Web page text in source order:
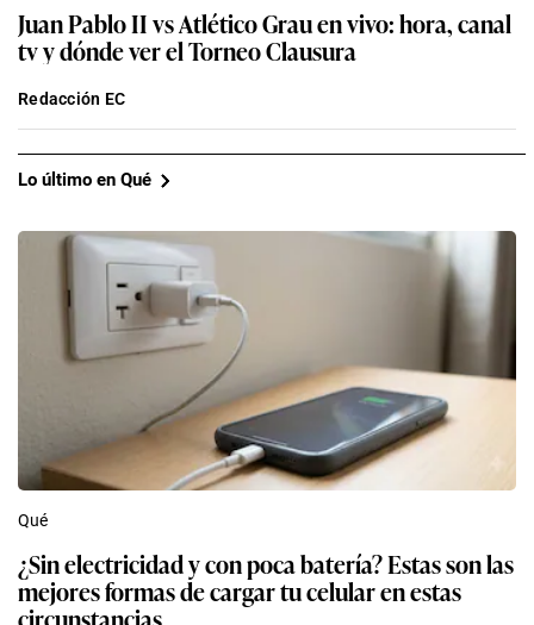
Juan Pablo II vs Atlético Grau en vivo: hora, canal
tv y dónde ver el Torneo Clausura
Redacción EC
Lo último en Qué
Qué
¿Sin electricidad y con poca batería? Estas son las
mejores formas de cargar tu celular en estas
circunstancias